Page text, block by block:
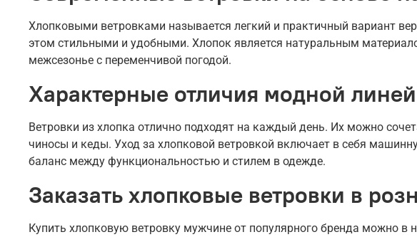
Хлопковыми ветровками называется легкий и практичный вариант
этом стильными и удобными. Хлопок является натуральным
межсезонье с переменчивой погодой.
Характерные отличия модной
Ветровки из хлопка отлично подходят на каждый день. Их можно
чиносы и кеды. Уход за хлопковой ветровкой включает в себя
баланс между функциональностью и стилем в одежде.
Заказать хлопковые ветровки в
Купить хлопковую ветровку мужчине от популярного бренда можно